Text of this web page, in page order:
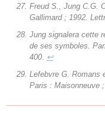
Freud S., Jung C.G.
Gallimard ; 1992.
Jung signalera cette
de ses symboles .
400.
↩
Lefebvre G. Romans
Paris : Maisonneuve ;